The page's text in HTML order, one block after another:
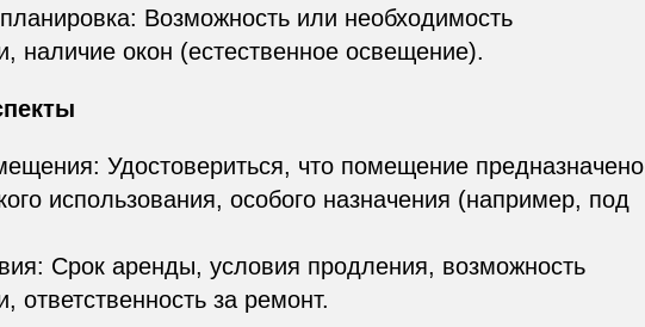
Возможность или необходимость
наличие окон (естественное освещение).
Удостовериться, что помещение предназначено
использования, особого назначения (например, под
Срок аренды, условия продления, возможность
ответственность за ремонт.